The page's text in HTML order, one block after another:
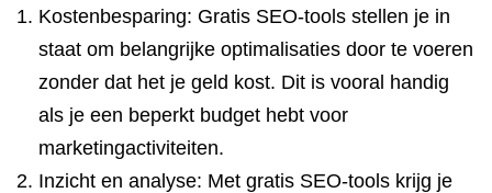
Kostenbesparing: Gratis SEO-tools stellen je in
staat om belangrijke optimalisaties door te voeren
zonder dat het je geld kost. Dit is vooral handig
als je een beperkt budget hebt voor
marketingactiviteiten.
Inzicht en analyse: Met gratis SEO-tools krijg je